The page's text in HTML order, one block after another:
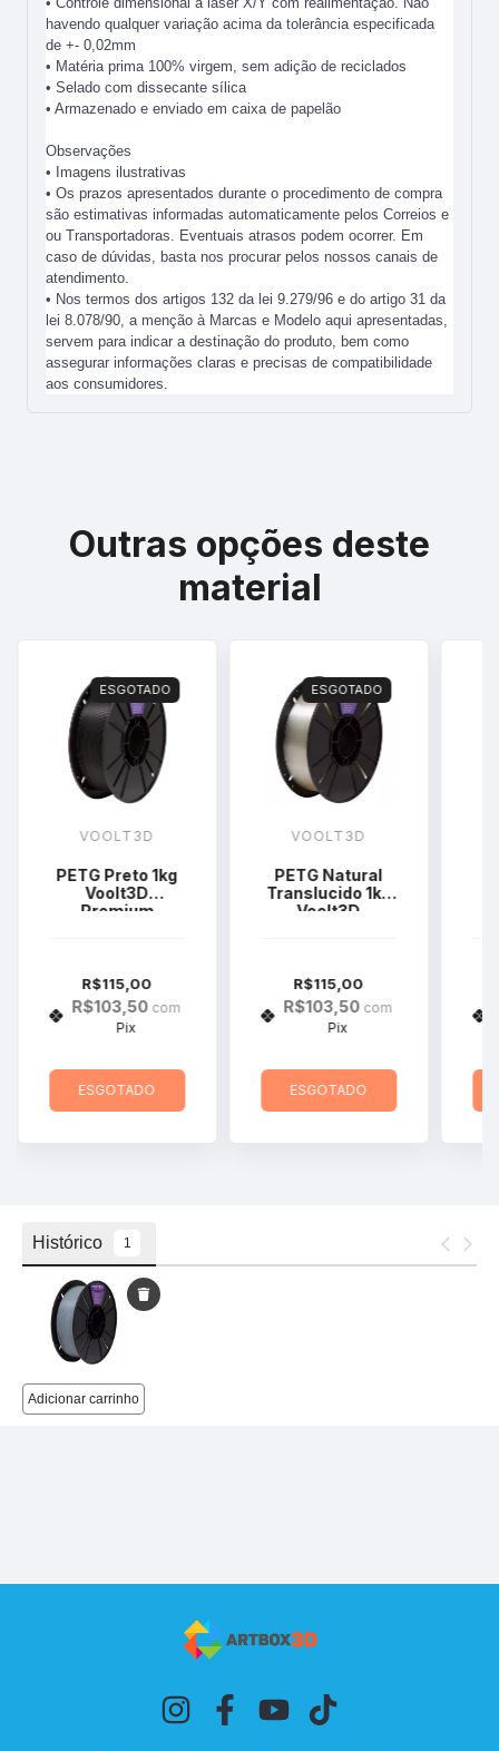
havendo qualquer variação acima da tolerância especificada
de +- 0,02mm
• Matéria prima 100% virgem, sem adição de reciclados
• Selado com dissecante sílica
• Armazenado e enviado em caixa de papelão
Observações
• Imagens ilustrativas
• Os prazos apresentados durante o procedimento de compra
são estimativas informadas automaticamente pelos Correios e
ou Transportadoras. Eventuais atrasos podem ocorrer. Em
caso de dúvidas, basta nos procurar pelos nossos canais de
atendimento.
• Nos termos dos artigos 132 da lei 9.279/96 e do artigo 31 da
lei 8.078/90, a menção à Marcas e Modelo aqui apresentadas,
servem para indicar a destinação do produto, bem como
assegurar informações claras e precisas de compatibilidade
aos consumidores.
Outras opções deste
material
ESGOTADO
VOOLT3D
PETG Preto 1kg
Voolt3D
Premium
R$115,00
R$103,50 com
Pix
ESGOTADO
ESGOTADO
VOOLT3D
PETG Natural
Translucido 1kg
Voolt3D
R$115,00
R$103,50 com
Pix
ESGOTADO